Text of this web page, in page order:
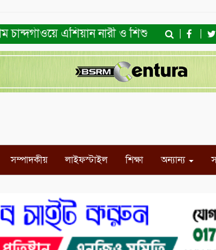
এশিয়ান নারী ও শিশু অধিকার
সম্পাদকীয় লাইফস্টাইল শিক্ষা অন্যান্য